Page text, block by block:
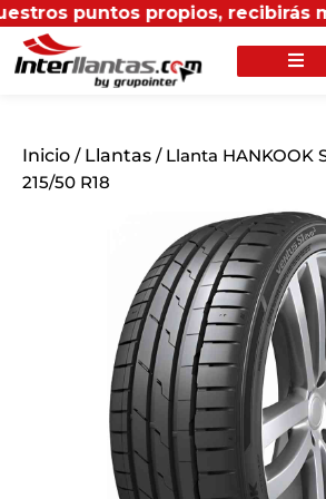
propios, recibirás más
Inicio / Llantas / Llanta HANKOOK
215/50 R18